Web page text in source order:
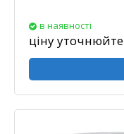
в наявності
ціну уточнюйте